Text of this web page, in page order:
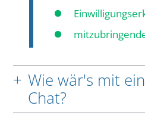
Wie wär's mit
Chat?